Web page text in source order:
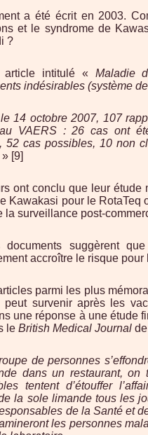
a été écrit en 2003.
et le syndrome de
?
article intitulé « Maladie
indésirables (système
14 octobre 2007, 107
VAERS : 26 cas ont
52 cas possibles, 10 non
» [9]
ont conclu que leur
Kawakasi pour le RotaTeq
la surveillance post-
documents suggèrent
accroître le risque
parmi les plus
peut survenir après les
une réponse à une étude
le British Medical Journal
de personnes
dans un restaurant, on
tentent d’étouffer
la sole limande tous les
de la Santé et
les personnes